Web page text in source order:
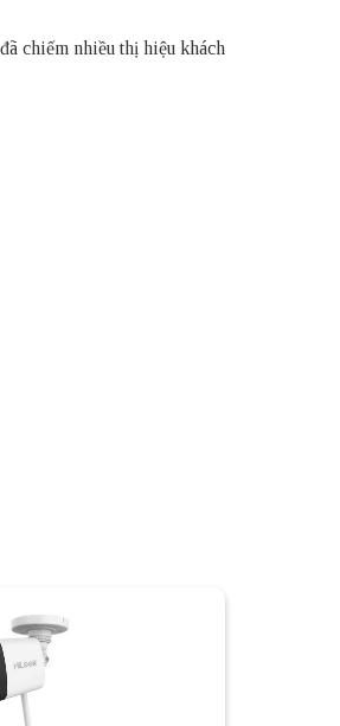
chiếm nhiều thị hiệu khách